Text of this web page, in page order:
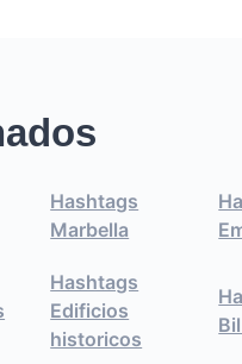
Hashtags
Marbella
Hashtags
Edificios
historicos